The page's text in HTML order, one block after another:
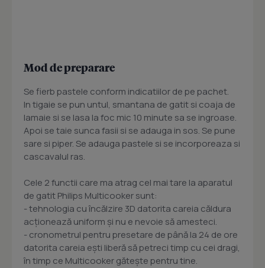
Mod de preparare
Se fierb pastele conform indicatiilor de pe pachet.
In tigaie se pun untul, smantana de gatit si coaja de
lamaie si se lasa la foc mic 10 minute sa se ingroase.
Apoi se taie sunca fasii si se adauga in sos. Se pune
sare si piper. Se adauga pastele si se incorporeaza si
cascavalul ras.
Cele 2 functii care ma atrag cel mai tare la aparatul
de gatit Philips Multicooker sunt:
- tehnologia cu încălzire 3D datorita careia căldura
acţionează uniform şi nu e nevoie să amesteci.
- cronometrul pentru presetare de până la 24 de ore
datorita careia eşti liberă să petreci timp cu cei dragi,
în timp ce Multicooker găteşte pentru tine.